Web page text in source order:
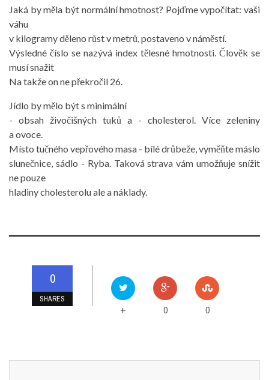
Jaká by měla být normální hmotnost? Pojďme vypočítat: vaši
váhu
v kilogramy děleno růst v metrů, postaveno v náměstí.
Výsledné číslo se nazývá index tělesné hmotnosti. Člověk se
musí snažit
Na takže on ne překročil 26.
Jídlo by mělo být s minimální
- obsah živočišných tuků a - cholesterol. Více zeleniny
a ovoce.
Místo tučného vepřového masa - bílé drůbeže, vyměňte máslo
slunečnice, sádlo - Ryba. Taková strava vám umožňuje snížit
ne pouze
hladiny cholesterolu ale a náklady.
0
SHARES
+ 0 0